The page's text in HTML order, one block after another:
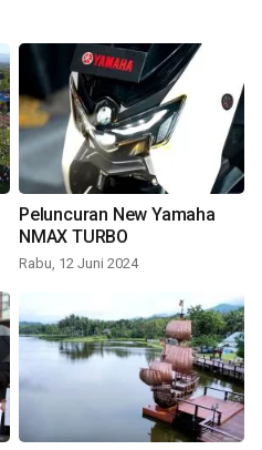
Peluncuran New Yamaha
NMAX TURBO
Rabu, 12 Juni 2024